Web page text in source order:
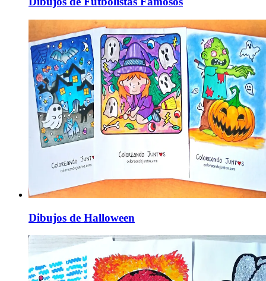
Dibujos de Halloween